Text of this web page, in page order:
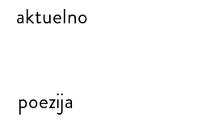
aktuelno
poezija